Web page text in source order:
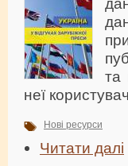
та
неї
Нові ресурси
Читати далі